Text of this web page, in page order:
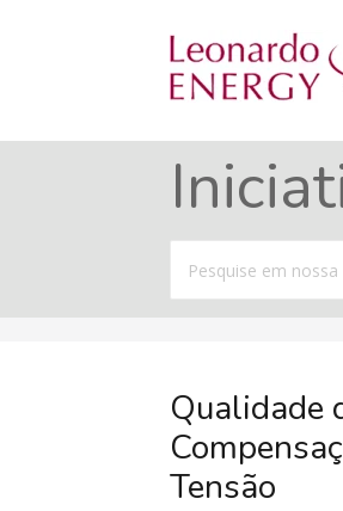
por
Qualidade
Tensão